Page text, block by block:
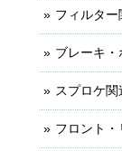
フィルター
ブレーキ
スプロケ関
フロント